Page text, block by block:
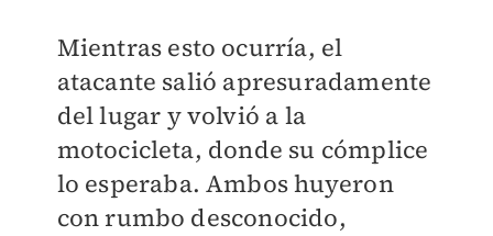
Mientras esto ocurría, el
atacante salió apresuradamente
del lugar y volvió a la
motocicleta, donde su cómplice
lo esperaba. Ambos huyeron
con rumbo desconocido,